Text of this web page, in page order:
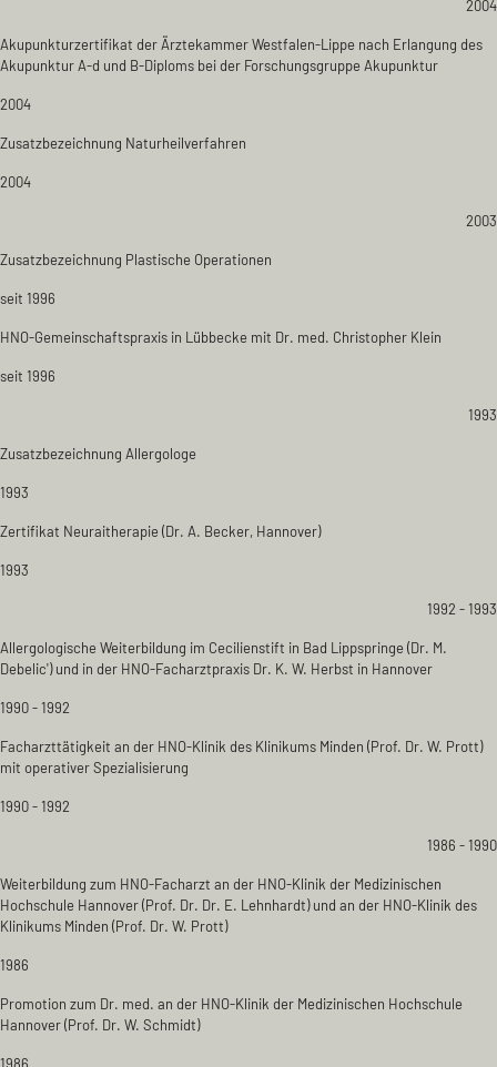
2004
Akupunkturzertifikat der Ärztekammer Westfalen-Lippe nach Erlangung des
Akupunktur A-d und B-Diploms bei der Forschungsgruppe Akupunktur
2004
Zusatzbezeichnung Naturheilverfahren
2004
2003
Zusatzbezeichnung Plastische Operationen
seit 1996
HNO-Gemeinschaftspraxis in Lübbecke mit Dr. med. Christopher Klein
seit 1996
1993
Zusatzbezeichnung Allergologe
1993
Zertifikat Neuraitherapie (Dr. A. Becker, Hannover)
1993
1992 - 1993
Allergologische Weiterbildung im Cecilienstift in Bad Lippspringe (Dr. M.
Debelic') und in der HNO-Facharztpraxis Dr. K. W. Herbst in Hannover
1990 - 1992
Facharzttätigkeit an der HNO-Klinik des Klinikums Minden (Prof. Dr. W. Prott)
mit operativer Spezialisierung
1990 - 1992
1986 - 1990
Weiterbildung zum HNO-Facharzt an der HNO-Klinik der Medizinischen
Hochschule Hannover (Prof. Dr. Dr. E. Lehnhardt) und an der HNO-Klinik des
Klinikums Minden (Prof. Dr. W. Prott)
1986
Promotion zum Dr. med. an der HNO-Klinik der Medizinischen Hochschule
Hannover (Prof. Dr. W. Schmidt)
1986